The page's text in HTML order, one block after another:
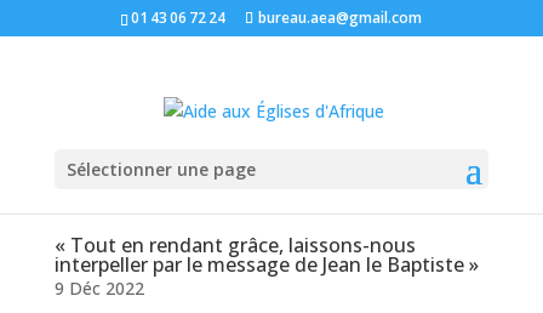
01 43 06 72 24 bureau.aea@gmail.com
Sélectionner une page
« Tout en rendant grâce, laissons-nous
interpeller par le message de Jean le Baptiste »
9 Déc 2022